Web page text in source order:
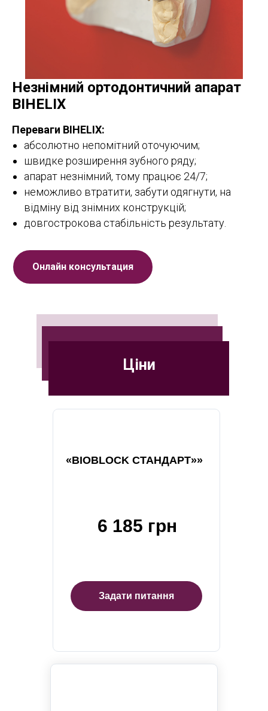
Незнімний ортодонтичний апарат
BIHELIX
Переваги BIHELIX:
абсолютно непомітний оточуючим;
швидке розширення зубного ряду;
апарат незнімний, тому працює 24/7;
неможливо втратити, забути одягнути, на
відміну від знімних конструкцій;
довгострокова стабільність результату.
Онлайн консультация
«BIOBLOCK СТАНДАРТ»»
Задати питання
6 185 грн
Ціни